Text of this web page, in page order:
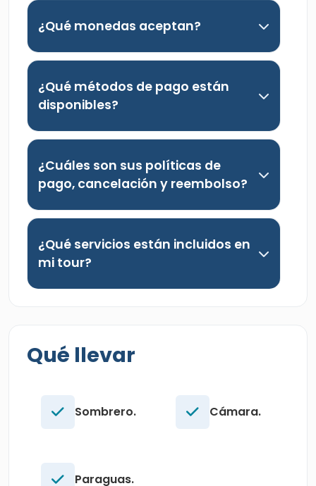
¿Qué monedas aceptan?
¿Qué métodos de pago están
disponibles?
¿Cuáles son sus políticas de
pago, cancelación y reembolso?
¿Qué servicios están incluidos en
mi tour?
Qué llevar
Sombrero. Cámara.
Paraguas.